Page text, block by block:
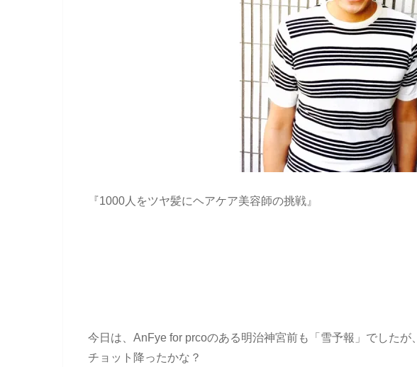
『1000人をツヤ髪にヘアケア美容師の挑戦』
今日は、AnFye for prcoのある明治神宮前も「雪予報」でしたが、
チョット降ったかな？